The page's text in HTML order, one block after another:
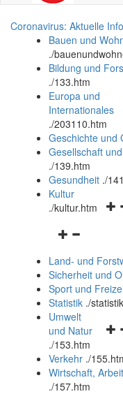
Coronavirus: Aktuelle
Bauen und
./
Bildung und
./133.htm
Europa und
Internationales
./203110.htm
Geschichte und
Gesellschaft
./139.htm
Gesundheit ./
Kultur
./kultur.htm
und
schließen
Land- und
Sicherheit und
Sport und
Statistik ./
und
Umwelt
und Natur
./153.htm
Verkehr ./
Wirtschaft,
./157.htm